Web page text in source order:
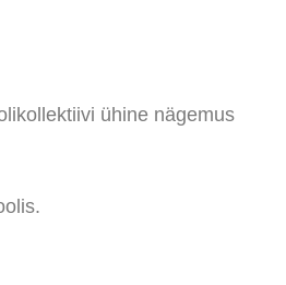
ühine nägemus